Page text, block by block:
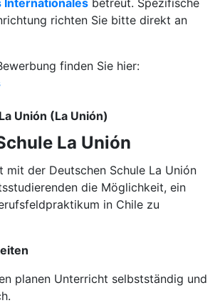
richten Sie bitte direkt an
finden Sie hier:
Unión (La Unión)
La Unión
mit der Deutschen Schule La Unión
die Möglichkeit, ein
in Chile zu
planen Unterricht selbstständig und